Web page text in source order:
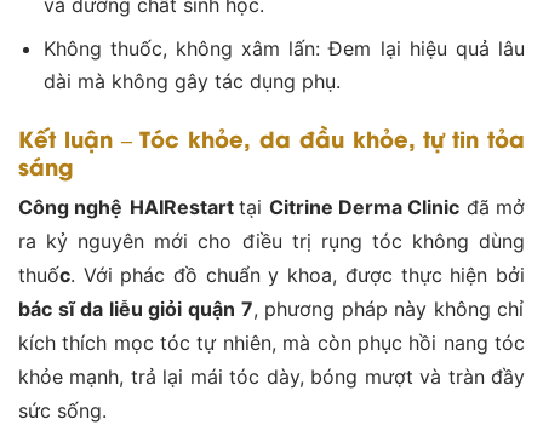
Không thuốc, không xâm lấn: Đem lại hiệu quả lâu
dài mà không gây tác dụng phụ.
Kết luận – Tóc khỏe, da đầu khỏe, tự tin tỏa
sáng
Công nghệ HAIRestarttại Citrine Derma Clinic đã mở
ra kỷ nguyên mới cho điều trị rụng tóc không dùng
thuốc. Với phác đồ chuẩn y khoa, được thực hiện bởi
bác sĩ da liễu giỏi quận 7, phương pháp này không chỉ
kích thích mọc tóc tự nhiên, mà còn phục hồi nang tóc
khỏe mạnh, trả lại mái tóc dày, bóng mượt và tràn đầy
sức sống.